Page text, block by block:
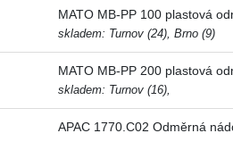
MATO MB-PP 100 plastová
skladem: Turnov (24), Brno (9)
MATO MB-PP 200 plastová
skladem: Turnov (16),
APAC 1770.C02 Odměrná